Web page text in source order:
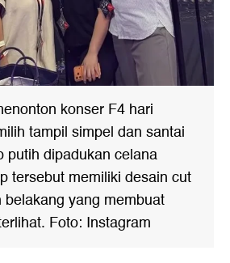
konser F4 hari
tampil simpel dan santai
putih dipadukan celana
tersebut memiliki desain cut
yang membuat
Foto: Instagram